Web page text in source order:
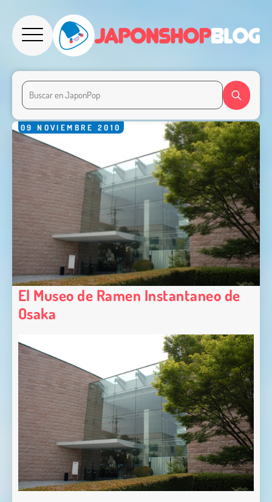
09 NOVIEMBRE 2010
El Museo de Ramen Instantaneo de
Osaka